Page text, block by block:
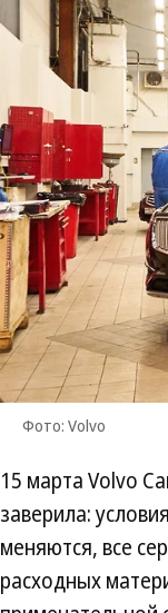
Фото: Volvo
15 марта Volvo
заверила:
меняются, все
расходных